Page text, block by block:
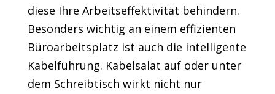
diese Ihre Arbeitseffektivität behindern.
Besonders wichtig an einem effizienten
Büroarbeitsplatz ist auch die intelligente
Kabelführung. Kabelsalat auf oder unter
dem Schreibtisch wirkt nicht nur